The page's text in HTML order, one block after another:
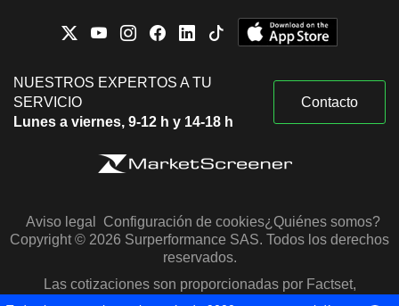
NUESTROS EXPERTOS A TU
SERVICIO
Lunes a viernes, 9-12 h y 14-18 h
Contacto
Aviso legal Configuración de cookies¿Quiénes somos?
Copyright © 2026 Surperformance SAS. Todos los derechos
reservados.
Las cotizaciones son proporcionadas por Factset,
Morningstar y S&P Capital IQ